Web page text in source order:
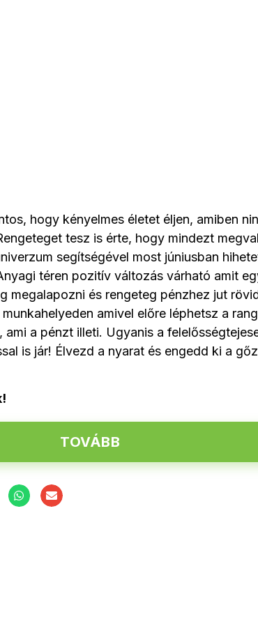
hogy kényelmes életet éljen, amiben
tesz is érte, hogy mindezt
segítségével most júniusban
téren pozitív változás várható amit
megalapozni és rengeteg pénzhez jut
amivel előre léphetsz a
a pénzt illeti. Ugyanis a
is jár! Élvezd a nyarat és engedd ki a
TOVÁBB